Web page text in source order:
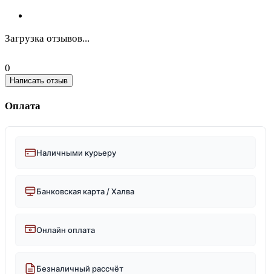
Загрузка отзывов...
0
Написать отзыв
Оплата
Наличными курьеру
Банковская карта / Халва
Онлайн оплата
Безналичный рассчёт